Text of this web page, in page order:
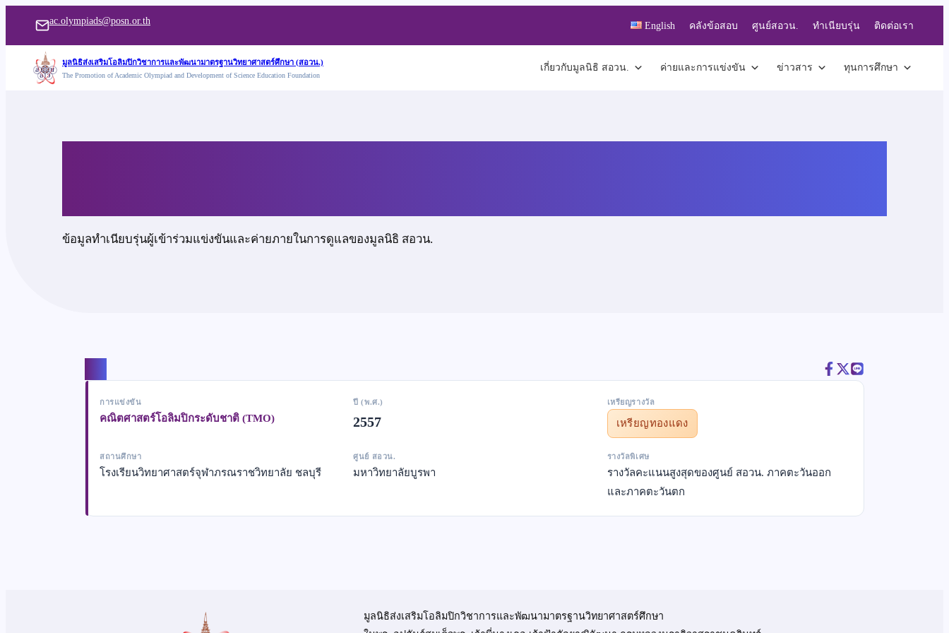
เนื้อหา
ac.olympiads@posn.or.th English คลังข้อสอบ ศูนย์สอวน. ทำเนียบรุ่น ติดต่อเรา
มูลนิธิส่งเสริมโอลิมปิกวิชาการและพัฒนามาตรฐานวิทยาศาสตร์ศึกษา (สอวน.)
The Promotion of Academic Olympiad and Development of Science Education Foundation
เกี่ยวกับมูลนิธิ สอวน. ค่ายและการแข่งขัน ข่าวสาร ทุนการศึกษา
ข้อมูลทำเนียบรุ่นผู้เข้าร่วมแข่งขันและค่ายภายในการดูแลของมูลนิธิ สอวน.
การแข่งขัน
คณิตศาสตร์โอลิมปิกระดับชาติ (TMO)
ปี (พ.ศ.)
2557
เหรียญรางวัล
เหรียญทองแดง
สถานศึกษา
โรงเรียนวิทยาศาสตร์จุฬาภรณราชวิทยาลัย ชลบุรี
ศูนย์ สอวน.
มหาวิทยาลัยบูรพา
รางวัลพิเศษ
รางวัลคะแนนสูงสุดของศูนย์ สอวน. ภาคตะวันออก
และภาคตะวันตก
มูลนิธิส่งเสริมโอลิมปิกวิชาการและพัฒนามาตรฐานวิทยาศาสตร์ศึกษา